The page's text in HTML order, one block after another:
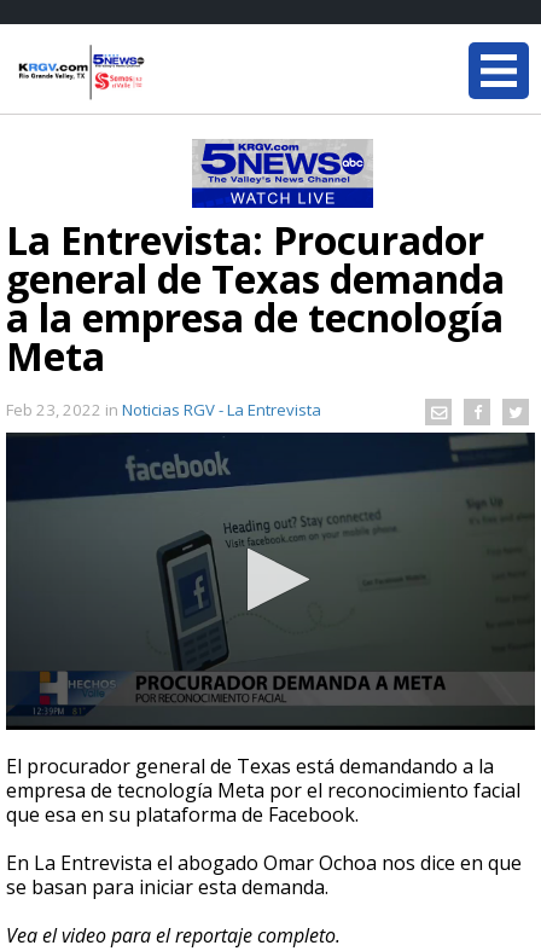
La Entrevista: Procurador
general de Texas demanda
a la empresa de tecnología
Meta
Feb 23, 2022 in Noticias RGV - La Entrevista
seconds
of
3
minutes,
seconds
El procurador general de Texas está demandando a la
empresa de tecnología Meta por el reconocimiento facial
que esa en su plataforma de Facebook.
En La Entrevista el abogado Omar Ochoa nos dice en que
se basan para iniciar esta demanda.
Vea el video para el reportaje completo.